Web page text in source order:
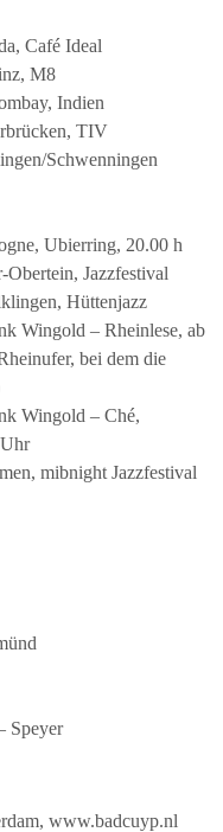
Café Ideal
M8
Indien
TIV
Schwenningen
Ubierring, 20.00 h
Jazzfestival
Hüttenjazz
Wingold – Rheinlese, ab
bei dem die
Wingold – Ché,
mibnight Jazzfestival
Speyer
www.badcuyp.nl